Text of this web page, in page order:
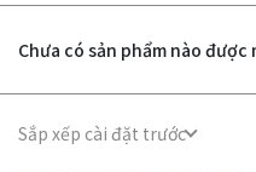
Chưa có sản phẩm nào được
Sắp xếp cài đặt trước